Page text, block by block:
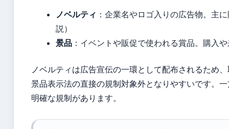
ノベルティ ：企業名やロゴ入りの広告物。主
説）
景品 ：イベントや販促で使われる賞品。購入
ノベルティは広告宣伝の一環として配布されるため
景品表示法の直接の規制対象外となりやすいです。
明確な規制があります。